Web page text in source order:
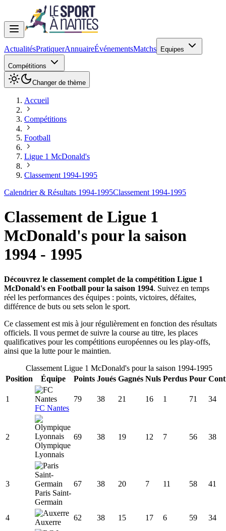
ActualitésPratiquerAnnuaireÉvénementsMatchs Equipes
Compétitions
Changer de thème
Accueil
Compétitions
Football
Ligue 1 McDonald's
Classement 1994-1995
Calendrier & Résultats 1994-1995Classement 1994-1995
Classement de Ligue 1
McDonald's pour la saison
1994 - 1995
Découvrez le classement complet de la compétition Ligue 1
McDonald's en Football pour la saison 1994. Suivez en temps
réel les performances des équipes : points, victoires, défaites,
différence de buts ou sets selon le sport.
Ce classement est mis à jour régulièrement en fonction des résultats
officiels. Il vous permet de suivre la course au titre, les places
qualificatives pour les compétitions européennes ou les play-offs,
ainsi que la lutte pour le maintien.
Classement Ligue 1 McDonald's pour la saison 1994-1995
Position
Équipe Points Joués Gagnés Nuls Perdus Pour
1
FC Nantes
79 38 21 16 1 71 34
2
Olympique
Lyonnais
69 38 19 12 7 56 38
3
Paris Saint-
Germain
67 38 20 7 11 58 41
4
Auxerre
62 38 15 17 6 59 34